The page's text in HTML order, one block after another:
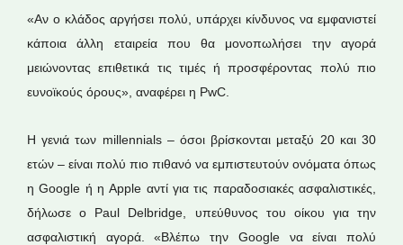
«Αν ο κλάδος αργήσει πολύ, υπάρχει κίνδυνος να εμφανιστεί
κάποια άλλη εταιρεία που θα μονοπωλήσει την αγορά
μειώνοντας επιθετικά τις τιμές ή προσφέροντας πολύ πιο
ευνοϊκούς όρους», αναφέρει η PwC.
Η γενιά των millennials – όσοι βρίσκονται μεταξύ 20 και 30
ετών – είναι πολύ πιο πιθανό να εμπιστευτούν ονόματα όπως
η Google ή η Apple αντί για τις παραδοσιακές ασφαλιστικές,
δήλωσε ο Paul Delbridge, υπεύθυνος του οίκου για την
ασφαλιστική αγορά. «Βλέπω την Google να είναι πολύ